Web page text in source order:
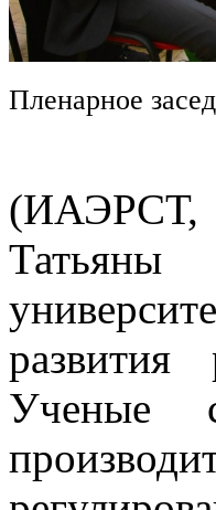
Пленарное
В
Ученые